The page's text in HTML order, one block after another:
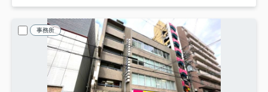
事務所